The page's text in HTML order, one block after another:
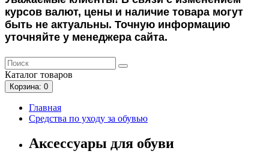
курсов валют, цены и наличие товара могут
быть не актуальны. Точную информацию
уточняйте у менеджера сайта.
Каталог товаров
Корзина: 0
Главная
Средства по уходу за обувью
Аксессуары для обуви